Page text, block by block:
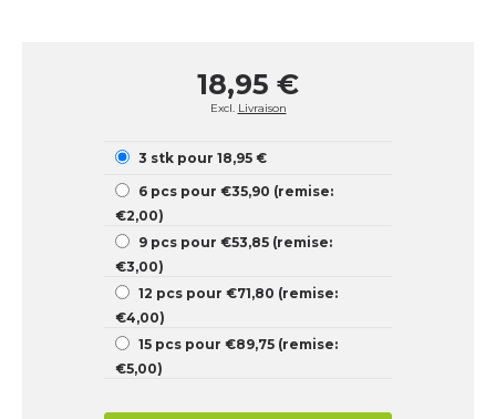
18,95 €
Excl. Livraison
3 stk pour 18,95 €
6 pcs pour €35,90 (remise:
€2,00)
9 pcs pour €53,85 (remise:
€3,00)
12 pcs pour €71,80 (remise:
€4,00)
15 pcs pour €89,75 (remise:
€5,00)